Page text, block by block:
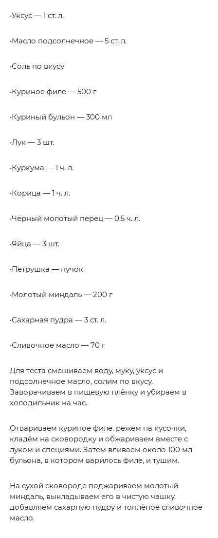
•Уксус — 1 ст. л.
•Масло подсолнечное — 5 ст. л.
•Соль по вкусу
•Куриное филе — 500 г
•Куриный бульон — 300 мл
•Лук — 3 шт.
•Куркума — 1 ч. л.
•Корица — 1 ч. л.
•Чёрный молотый перец — 0,5 ч. л.
•Яйца — 3 шт.
•Петрушка — пучок
•Молотый миндаль — 200 г
•Сахарная пудра — 3 ст. л.
•Сливочное масло — 70 г
Для теста смешиваем воду, муку, уксус и
подсолнечное масло, солим по вкусу.
Заворачиваем в пищевую плёнку и убираем в
холодильник на час.
Отвариваем куриное филе, режем на кусочки,
кладём на сковородку и обжариваем вместе с
луком и специями. Затем вливаем около 100 мл
бульона, в котором варилось филе, и тушим.
На сухой сковороде поджариваем молотый
миндаль, выкладываем его в чистую чашку,
добавляем сахарную пудру и топлёное сливочное
масло.